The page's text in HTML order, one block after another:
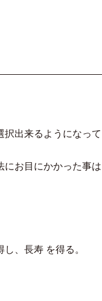
択出来るようになって
にお目にかかった事は
、長寿 を得る。